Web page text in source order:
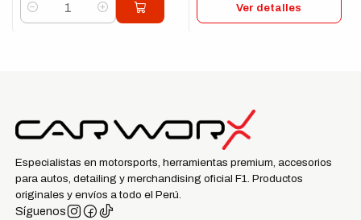
Cantidad
Ver detalles
Especialistas en motorsports, herramientas premium, accesorios
para autos, detailing y merchandising oficial F1. Productos
originales y envíos a todo el Perú.
Síguenos